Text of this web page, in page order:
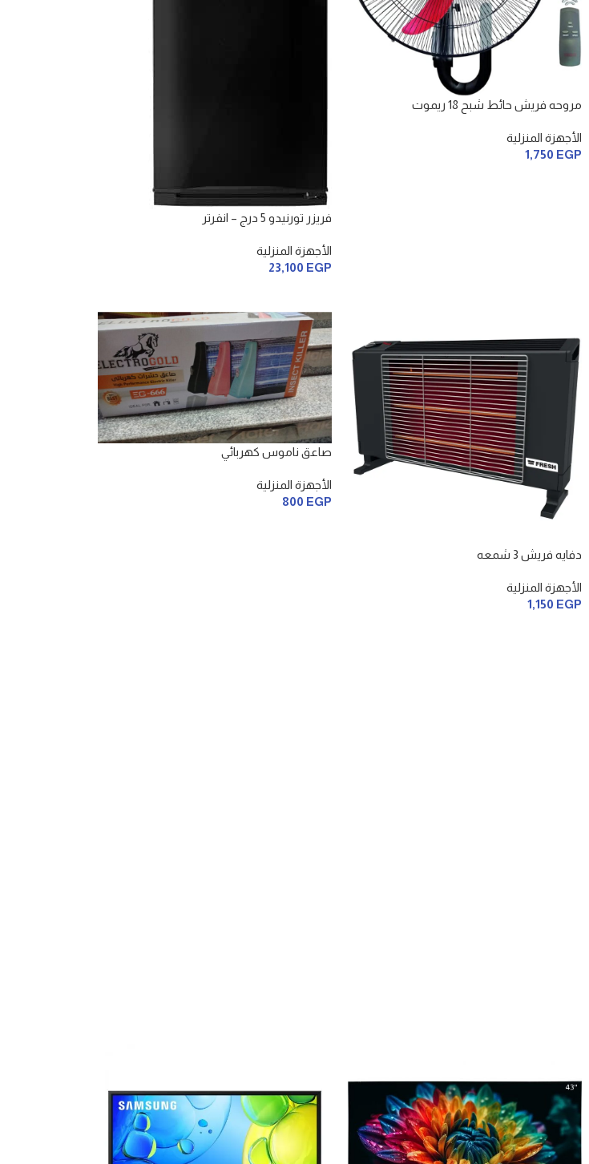
مروحه فريش حائط شبح 18 ريموت
الأجهزة المنزلية
1,750 EGP
فريزر تورنيدو 5 درج – انفرتر
الأجهزة المنزلية
23,100 EGP
دفايه فريش 3 شمعه
الأجهزة المنزلية
1,150 EGP
صاعق ناموس كهربائي
الأجهزة المنزلية
800 EGP